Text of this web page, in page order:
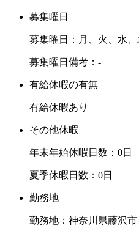
募集曜日
募集曜日：月、火、水、
募集曜日備考：-
有給休暇の有無
有給休暇あり
その他休暇
年末年始休暇日数：0日
夏季休暇日数：0日
勤務地
勤務地：神奈川県藤沢市